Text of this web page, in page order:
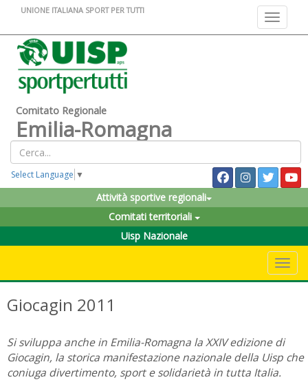
Toggle
UNIONE ITALIANA SPORT PER TUTTI
Comitato Regionale
Emilia-Romagna
Select Language ▼
Attività sportive regionali
Comitati territoriali
Uisp Nazionale
Giocagin 2011
Si sviluppa anche in Emilia-Romagna la XXIV edizione di
Giocagin, la storica manifestazione nazionale della Uisp che
coniuga divertimento, sport e solidarietà in tutta Italia.